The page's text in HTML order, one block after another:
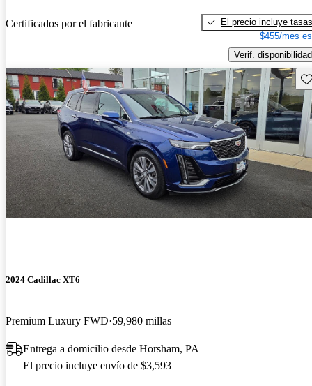
Certificados por el fabricante
El precio incluye tasas
$455/mes
Verif. disponibilidad
2024 Cadillac XT6
Premium Luxury FWD 59,980 millas
Entrega a domicilio desde Horsham, PA
El precio incluye envío de $3,593